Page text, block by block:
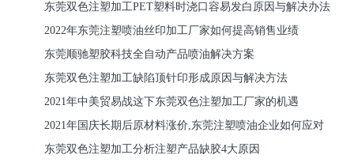
东莞双色注塑加工PET塑料时浇口容易发白原因与解决办法
2022年东莞注塑喷油丝印加工厂家如何提高销售业绩
东莞顺驰塑胶科技全自动产品喷油解决方案
东莞双色注塑加工缺陷顶针印形成原因与解决方法
2021年中美贸易战这下东莞双色注塑加工厂家的机遇
2021年国庆长期后原材料涨价,东莞注塑喷油企业如何应对
东莞双色注塑加工分析注塑产品缺胶4大原因